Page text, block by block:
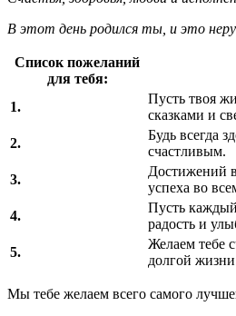
В этот день родился ты, и это
Список пожеланий
для тебя:
1.
Пусть твоя
сказками и
2.
Будь всегда
счастливым.
3.
Достижений
успеха во
4.
Пусть
радость и
5.
Желаем тебе
долгой
Мы тебе желаем всего самого